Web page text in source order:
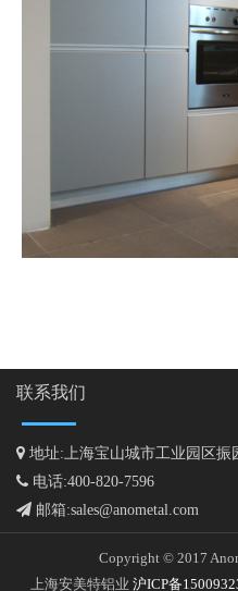
联系我们
地址:上海宝山城市工业园区振
电话:400-820-7596
邮箱:sales@anometal.com
Copyright © 2017
上海安美特铝业 沪ICP备